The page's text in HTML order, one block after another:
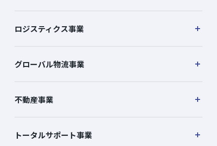
ロジスティクス事業
グローバル物流事業
不動産事業
トータルサポート事業